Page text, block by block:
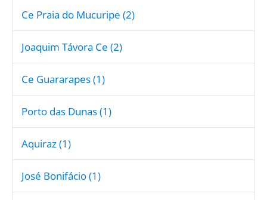
Ce Praia do Mucuripe (2)
Joaquim Távora Ce (2)
Ce Guararapes (1)
Porto das Dunas (1)
Aquiraz (1)
José Bonifácio (1)